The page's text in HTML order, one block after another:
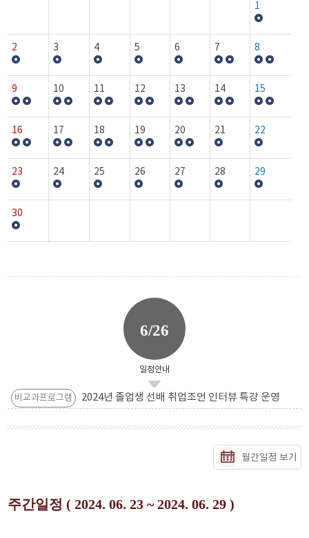
1
2 3 4 5 6 7 8
9 10 11 12 13 14 15
16 17 18 19 20 21 22
23 24 25 26 27 28 29
30
6/26
일정안내
비교과프로그램 2024년 졸업생 선배 취업조언 인터뷰 특강 운영
월간일정 보기
주간일정 ( 2024. 06. 23 ~ 2024. 06. 29 )